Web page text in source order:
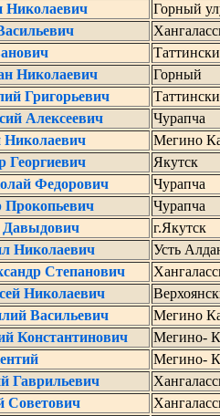
Николаевич
Горный
Николаевич
Горный
Григорьевич
Алексеевич
Чурапча
Николаевич
Мегино
Георгиевич
Якутск
Федорович
Чурапча
Прокопьевич
Чурапча
Давыдович
г.Якутск
Николаевич
Усть
Степанович
Николаевич
Васильевич
Мегино
Константинович
Мегино-
Мегино-
Гаврильевич
Советович